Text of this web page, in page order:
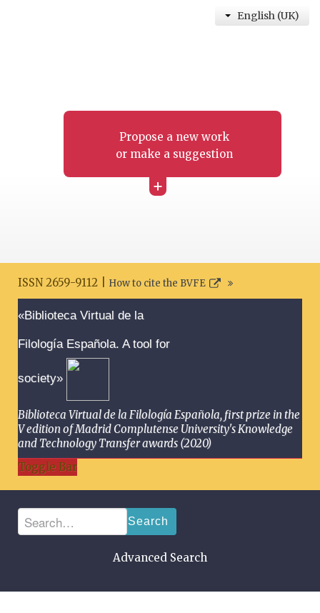
Propose a new work
or make a suggestion
+
English (UK)
ISSN 2659-9112 | How to cite the BVFE
«Biblioteca Virtual de la
Filología Española. A tool for
society»
Biblioteca Virtual de la Filología Española, first prize in the
V edition of Madrid Complutense University's Knowledge
and Technology Transfer awards (2020)
Toggle Bar
Search
Advanced Search